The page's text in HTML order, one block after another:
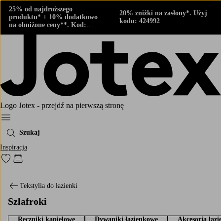
25% od najdroższego
produktu* + 10% dodatkowo
na obniżone ceny**. Kod:
424882
20% zniżki na zasłony*. Użyj
kodu: 424992
Logo Jotex - przejdź na pierwszą stronę
Menu
Szukaj
Inspiracja
Przejdź do ulubionych oznaczonych produktów
Przejdź do koszyka
Tekstylia do łazienki
Szlafroki
Ręczniki kąpielowe Dywaniki łazienkowe Akcesoria